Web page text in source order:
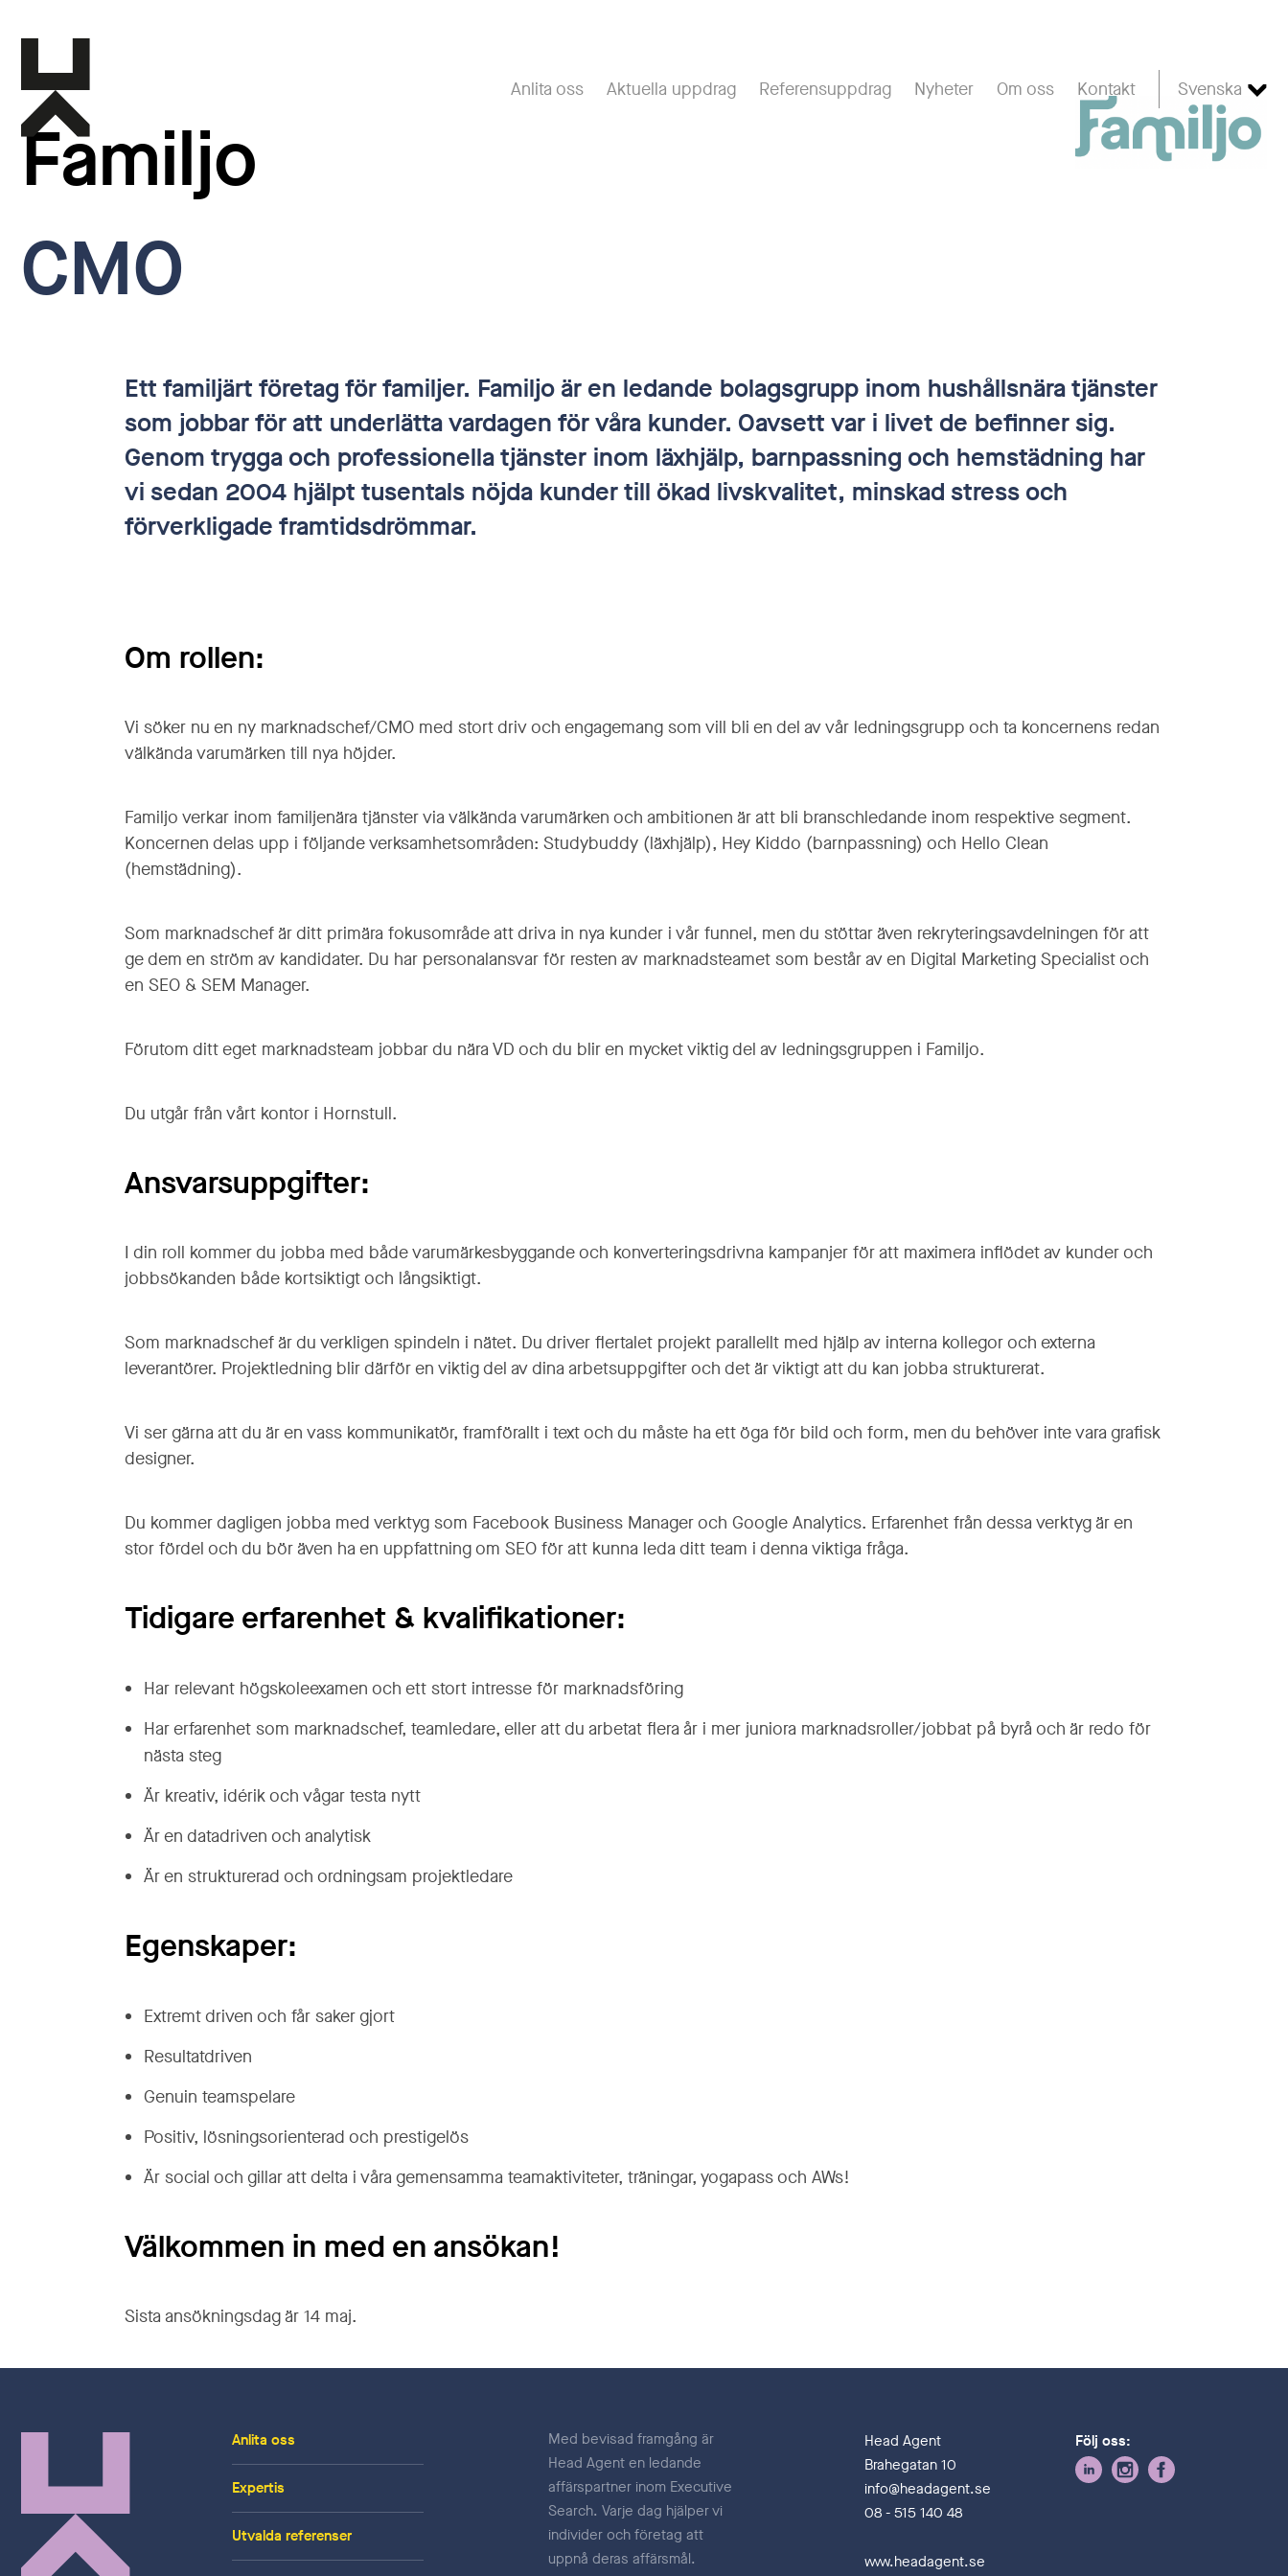
Anlita oss Aktuella uppdrag Referensuppdrag Nyheter Om oss Kontakt Svenska
Familjo
CMO
Ett familjärt företag för familjer. Familjo är en ledande bolagsgrupp inom hushållsnära tjänster
som jobbar för att underlätta vardagen för våra kunder. Oavsett var i livet de befinner sig.
Genom trygga och professionella tjänster inom läxhjälp, barnpassning och hemstädning har
vi sedan 2004 hjälpt tusentals nöjda kunder till ökad livskvalitet, minskad stress och
förverkligade framtidsdrömmar.
Om rollen:
Vi söker nu en ny marknadschef/CMO med stort driv och engagemang som vill bli en del av vår ledningsgrupp och ta koncernens redan
välkända varumärken till nya höjder.
Familjo verkar inom familjenära tjänster via välkända varumärken och ambitionen är att bli branschledande inom respektive segment.
Koncernen delas upp i följande verksamhetsområden: Studybuddy (läxhjälp), Hey Kiddo (barnpassning) och Hello Clean
(hemstädning).
Som marknadschef är ditt primära fokusområde att driva in nya kunder i vår funnel, men du stöttar även rekryteringsavdelningen för att
ge dem en ström av kandidater. Du har personalansvar för resten av marknadsteamet som består av en Digital Marketing Specialist och
en SEO & SEM Manager.
Förutom ditt eget marknadsteam jobbar du nära VD och du blir en mycket viktig del av ledningsgruppen i Familjo.
Du utgår från vårt kontor i Hornstull.
Ansvarsuppgifter:
I din roll kommer du jobba med både varumärkesbyggande och konverteringsdrivna kampanjer för att maximera inflödet av kunder och
jobbsökanden både kortsiktigt och långsiktigt.
Som marknadschef är du verkligen spindeln i nätet. Du driver flertalet projekt parallellt med hjälp av interna kollegor och externa
leverantörer. Projektledning blir därför en viktig del av dina arbetsuppgifter och det är viktigt att du kan jobba strukturerat.
Vi ser gärna att du är en vass kommunikatör, framförallt i text och du måste ha ett öga för bild och form, men du behöver inte vara grafisk
designer.
Du kommer dagligen jobba med verktyg som Facebook Business Manager och Google Analytics. Erfarenhet från dessa verktyg är en
stor fördel och du bör även ha en uppfattning om SEO för att kunna leda ditt team i denna viktiga fråga.
Tidigare erfarenhet & kvalifikationer:
Har relevant högskoleexamen och ett stort intresse för marknadsföring
Har erfarenhet som marknadschef, teamledare, eller att du arbetat flera år i mer juniora marknadsroller/jobbat på byrå och är redo för
nästa steg
Är kreativ, idérik och vågar testa nytt
Är en datadriven och analytisk
Är en strukturerad och ordningsam projektledare
Egenskaper:
Extremt driven och får saker gjort
Resultatdriven
Genuin teamspelare
Positiv, lösningsorienterad och prestigelös
Är social och gillar att delta i våra gemensamma teamaktiviteter, träningar, yogapass och AWs!
Välkommen in med en ansökan!
Sista ansökningsdag är 14 maj.
Anlita oss
Expertis
Utvalda referenser
Med bevisad framgång är
Head Agent en ledande
affärspartner inom Executive
Search. Varje dag hjälper vi
individer och företag att
uppnå deras affärsmål.
Head Agent
Brahegatan 10
info@headagent.se
08 - 515 140 48
www.headagent.se
Följ oss: